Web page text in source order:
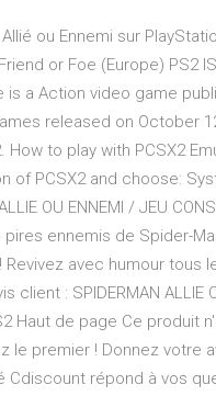
ou Ennemi sur
or Foe (Europe) PS2
is a Action video game
released on October
How to play with PCSX2
of PCSX2 and choose:
OU ENNEMI / JEU
ennemis de Spider-
Revivez avec humour tous
client : SPIDERMAN ALLIE
Haut de page Ce produit
le premier ! Donnez votre
Cdiscount répond à vos